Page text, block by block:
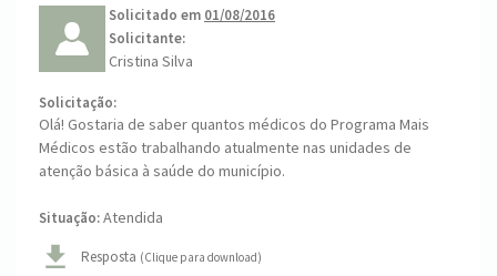
Solicitado em 01/08/2016
Solicitante:
Cristina Silva
Solicitação:
Olá! Gostaria de saber quantos médicos do Programa Mais
Médicos estão trabalhando atualmente nas unidades de
atenção básica à saúde do município.
Situação:Atendida
Resposta (Clique para download)